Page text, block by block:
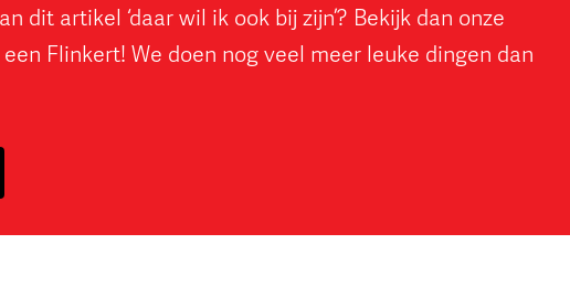
dit artikel ‘daar wil ik ook bij zijn’? Bekijk dan onze
Flinkert! We doen nog veel meer leuke dingen dan